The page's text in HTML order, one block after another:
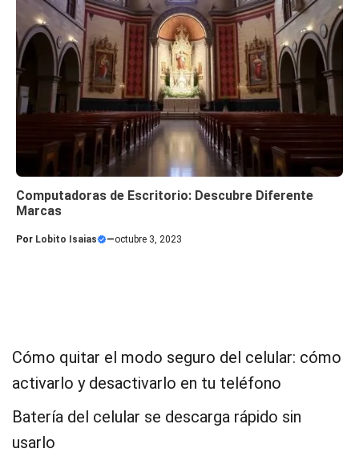
Computadoras de Escritorio: Descubre Diferente
Marcas
Por Lobito Isaias —octubre 3, 2023
Cómo quitar el modo seguro del celular: cómo
activarlo y desactivarlo en tu teléfono
Batería del celular se descarga rápido sin
usarlo